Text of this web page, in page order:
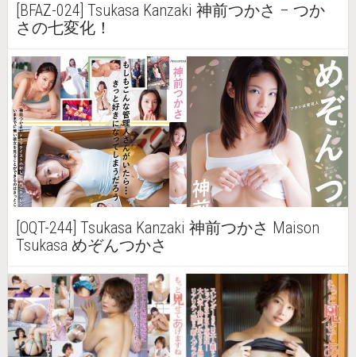
[BFAZ-024] Tsukasa Kanzaki 神前つかさ – つか
さの七変化！
[OQT-244] Tsukasa Kanzaki 神前つかさ Maison
Tsukasa めぞんつかさ